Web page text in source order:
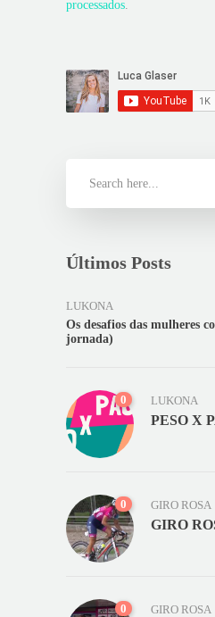
processados
Últimos Posts
LUKONA
Os desafios das mulheres
jornada)
0 LUKONA
PESO X
0 GIRO ROSA
GIRO
0 GIRO ROSA